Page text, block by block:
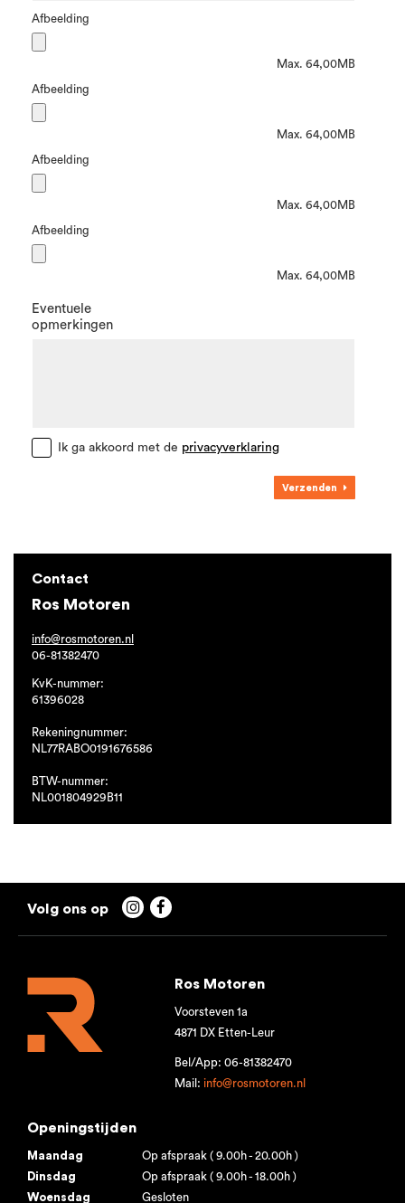
Afbeelding
Max. 64,00MB
Afbeelding
Max. 64,00MB
Afbeelding
Max. 64,00MB
Afbeelding
Max. 64,00MB
Eventuele
opmerkingen
Ik ga akkoord met de privacyverklaring
Verzenden
Contact
Ros Motoren
info@rosmotoren.nl
06-81382470
KvK-nummer:
61396028
Rekeningnummer:
NL77RABO0191676586
BTW-nummer:
NL001804929B11
 
Ros Motoren
Voorsteven 1a
4871 DX Etten-Leur
Bel/App: 06-81382470
Mail: info@rosmotoren.nl
Openingstijden
Maandag
Op afspraak ( 9.00h - 20.00h )
Dinsdag
Op afspraak ( 9.00h - 18.00h )
Woensdag
Gesloten